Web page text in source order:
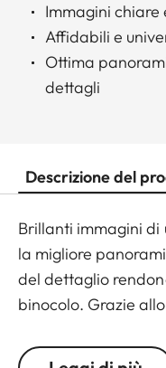
Immagini chiare
Affidabili e
Ottima
dettagli
Descrizione del
Brillanti immagini di
la migliore
del dettaglio
binocolo. Grazie
ovunque possiate